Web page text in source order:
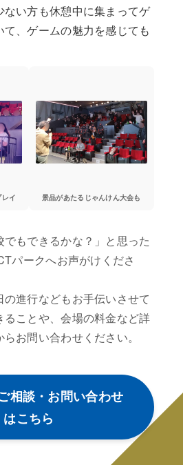
ない方も休憩中に集まってゲ
、ゲームの魅力を感じても
イ 景品があたるじゃんけん大会も
でもできるかな？」と思った
パークへお声がけくださ
進行などもお手伝いさせて
ことや、会場の料金など詳
お問い合わせください。
相談・お問い合わせ
はこちら